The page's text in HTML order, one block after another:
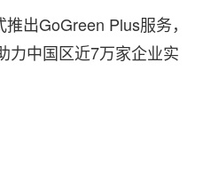
出GoGreen Plus服务，
力中国区近7万家企业实